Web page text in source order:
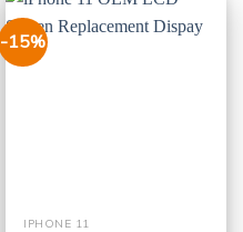
-15%
IPHONE 11